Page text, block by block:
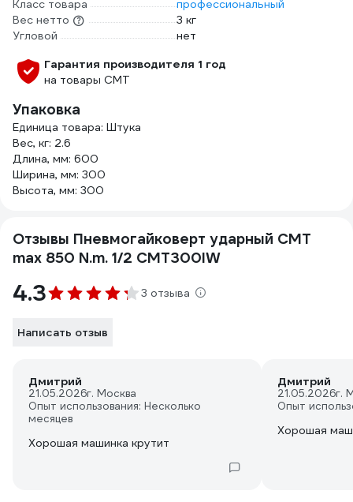
Класс товара
профессиональный
Вес нетто
3 кг
Угловой
нет
Гарантия производителя 1 год
на товары СМТ
Упаковка
Единица товара: Штука
Вес, кг: 2.6
Длина, мм: 600
Ширина, мм: 300
Высота, мм: 300
Отзывы Пневмогайковерт ударный СМТ
max 850 N.m. 1/2 CMT300IW
4.3 3 отзыва
Написать отзыв
Дмитрий
21.05.2026г. Москва
Опыт использования: Несколько
месяцев
Хорошая машинка крутит
Дмитрий
21.05.2026г.
Опыт
Хорошая